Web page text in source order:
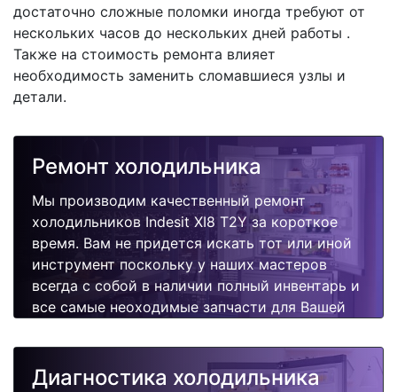
достаточно сложные поломки иногда требуют от
нескольких часов до нескольких дней работы .
Также на стоимость ремонта влияет
необходимость заменить сломавшиеся узлы и
детали.
Ремонт холодильника
Мы производим качественный ремонт
холодильников Indesit XI8 T2Y за короткое
время. Вам не придется искать тот или иной
инструмент поскольку у наших мастеров
всегда с собой в наличии полный инвентарь и
все самые неоходимые запчасти для Вашей
качественно и недорого.
Диагностика холодильника